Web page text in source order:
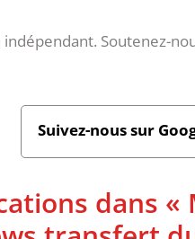
Soutenez-
Suivez-nous sur
dans «